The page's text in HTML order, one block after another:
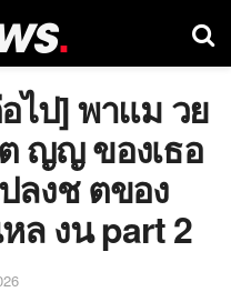
ไป] พาแม วย
ญญ ของเธอ
ลงช ตของ
ล งน part 2